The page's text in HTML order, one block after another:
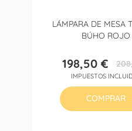
LÁMPARA DE MESA
BÚHO ROJO
Precio
198,50 €Precio
base
IMPUESTOS
COMPRAR